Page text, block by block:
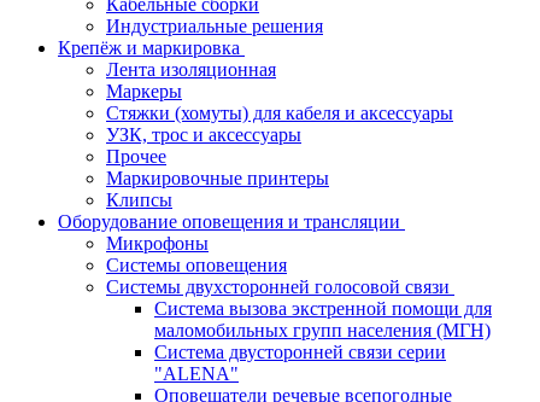
Кабельные сборки
Индустриальные решения
Крепёж и маркировка
Лента изоляционная
Маркеры
Стяжки (хомуты) для кабеля и аксессуары
УЗК, трос и аксессуары
Прочее
Маркировочные принтеры
Клипсы
Оборудование оповещения и трансляции
Микрофоны
Системы оповещения
Системы двухсторонней голосовой связи
Система вызова экстренной помощи для
маломобильных групп населения (МГН)
Система двусторонней связи серии
"ALENA"
Оповещатели речевые всепогодные